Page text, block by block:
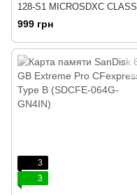
128-S1 MICROSDXC CLASS
10 UHS-I
999 грн
3
3